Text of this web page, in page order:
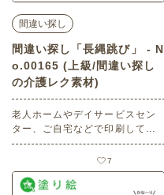
間違い探し
間違い探し「長縄跳び」 - N
o.00165 (上級/間違い探し
の介護レク素材)
老人ホームやデイサービスセン
ター、ご自宅などで印刷してお
使いいただける無料の高齢者向
け介護レク素材（間違い探し・
上級）です。
7